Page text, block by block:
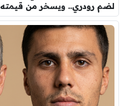
لضم رودري.. ويسخر من قيمته